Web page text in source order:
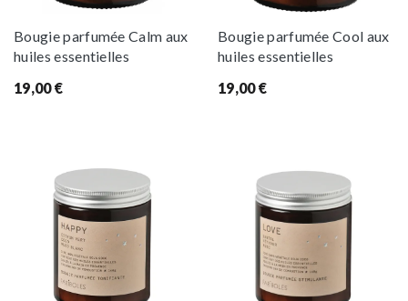
Bougie parfumée Calm aux
huiles essentielles
19,00€
Bougie parfumée Cool aux
huiles essentielles
19,00€